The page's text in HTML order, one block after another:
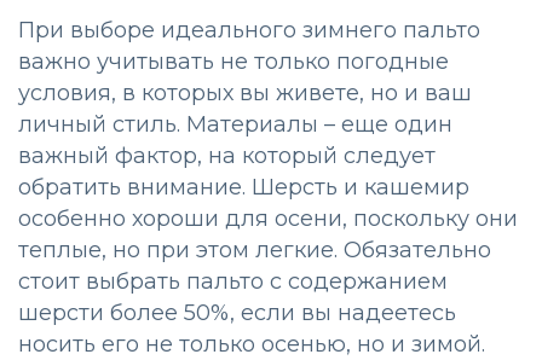
При выборе идеального зимнего пальто
важно учитывать не только погодные
условия, в которых вы живете, но и ваш
личный стиль. Материалы – еще один
важный фактор, на который следует
обратить внимание. Шерсть и кашемир
особенно хороши для осени, поскольку они
теплые, но при этом легкие. Обязательно
стоит выбрать пальто с содержанием
шерсти более 50%, если вы надеетесь
носить его не только осенью, но и зимой.